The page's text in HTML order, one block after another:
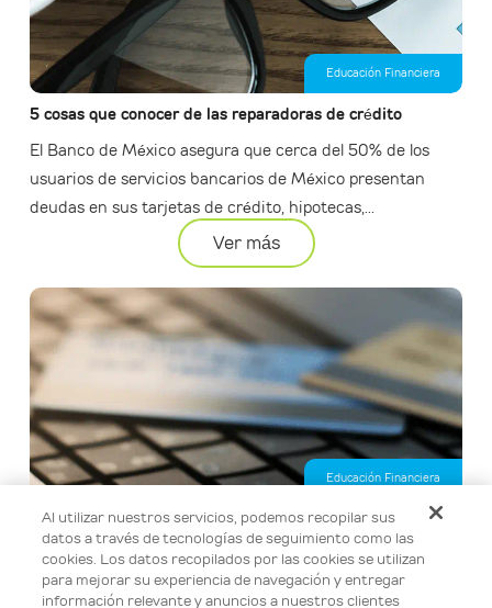
Educación Financiera
5 cosas que conocer de las reparadoras de crédito
El Banco de México asegura que cerca del 50% de los
usuarios de servicios bancarios de México presentan
deudas en sus tarjetas de crédito, hipotecas,...
Ver más
Educación Financiera
Calcula tu préstamo personal en línea de forma fácil y
segura
Usa nuestro simulador para calcular el monto de tu
Al utilizar nuestros servicios, podemos recopilar sus
datos a través de tecnologías de seguimiento como las
cookies. Los datos recopilados por las cookies se utilizan
para mejorar su experiencia de navegación y entregar
información relevante y anuncios a nuestros clientes